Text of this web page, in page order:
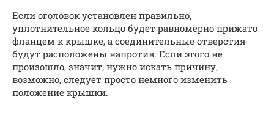
Если оголовок установлен правильно,
уплотнительное кольцо будет равномерно прижато
фланцем к крышке, а соединительные отверстия
будут расположены напротив. Если этого не
произошло, значит, нужно искать причину,
возможно, следует просто немного изменить
положение крышки.